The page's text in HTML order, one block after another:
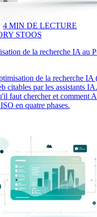
4 MIN DE LECTURE
STOOS
de la recherche IA au
de la recherche
citables par les assistants
faut chercher et comment
en quatre phases.